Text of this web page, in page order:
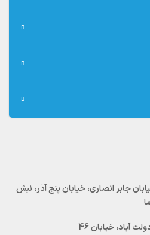
جابر انصاری، خیابان پنج آذر، نبش
آباد، خیابان 46